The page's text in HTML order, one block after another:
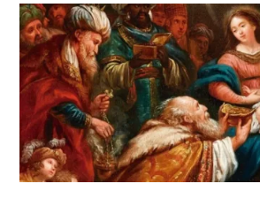
O
Que
Isso
Significa
Para
A
Igreja